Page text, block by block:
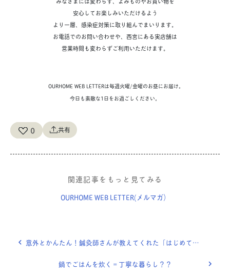
安心してお楽しみいただけるよう
より一層、感染症対策に取り組んでまいります。
お電話でのお問い合わせや、西宮にある実店舗は
営業時間も変わらずご利用いただけます。
OURHOME WEB LETTERは毎週火曜/金曜のお昼にお届け。
今日も素敵な1日をお過ごしください。
0 共有
関連記事をもっと見てみる
OURHOME WEB LETTER(メルマガ）
意外とかんたん！鍼灸師さんが教えてくれた「はじめてのお灸」
鍋でごはんを炊く＝丁寧な暮らし？？